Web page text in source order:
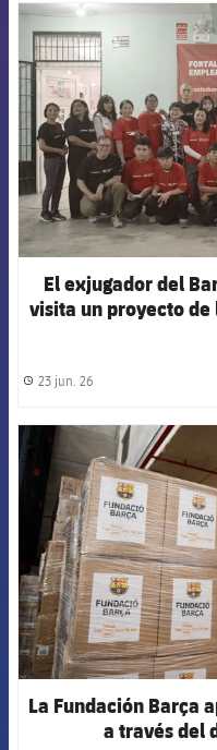
El exjugador del
visita un proyecto de
label.share.clock
23 jun. 26
La Fundación Barça
a través del